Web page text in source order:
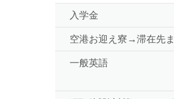
入学金
空港お迎え寮→滞在先
一般英語